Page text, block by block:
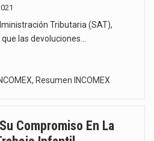
Tributaria (SAT),
las devoluciones…
, Resumen INCOMEX
Compromiso En La